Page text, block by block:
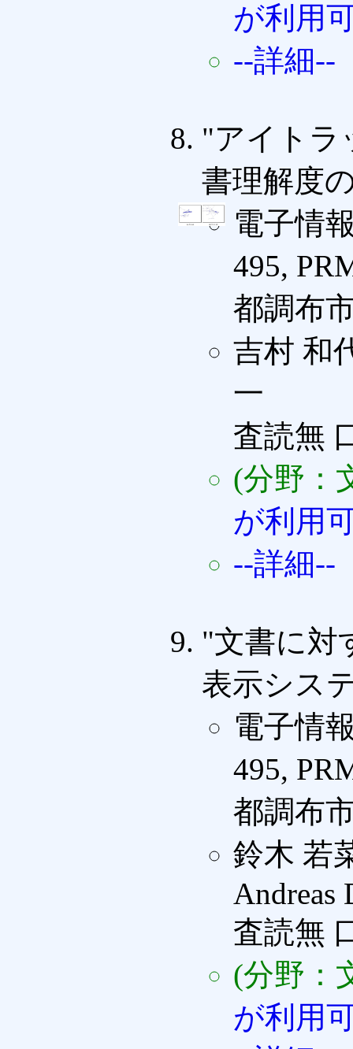
が利用
--詳細--
"アイトラ
書理解度
電子情
495,
都調布
吉村 和
一
査読無
(分野：
が利用
--詳細--
"文書に対
表示シス
電子情
495,
都調布
鈴木 若
Andreas
査読無
(分野：
が利用